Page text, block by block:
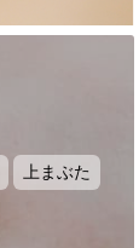
上まぶた